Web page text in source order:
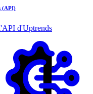
(API)
d'Uptrends